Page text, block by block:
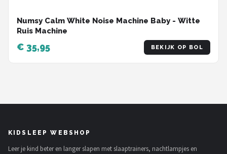
Numsy Calm White Noise Machine Baby - Witte
Ruis Machine
€ 35,95 BEKIJK OP BOL
KIDSLEEP WEBSHOP
Leer je kind beter en langer slapen met slaaptrainers, nachtlampjes en